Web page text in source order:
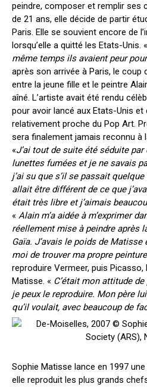
peindre, composer et remplir ses
de 21 ans, elle décide de partir
Paris. Elle se souvient encore de
lorsqu’elle a quitté les Etats-Unis. «
même temps ils avaient peur
après son arrivée à Paris, le
entre la jeune fille et le peintre
aîné. L’artiste avait été rendu
pour avoir lancé aux Etats-Unis et
relativement proche du Pop Art.
sera finalement jamais reconnu à
«J’ai tout de suite été séduite
lunettes fumées et je ne savais
j’ai su que s’il se passait
allait être différent de ce que
était très libre et j’aimais
« Alain m’a aidée à m’exprimer
réellement mise à peindre après
Gaïa. J’avais le poids de
moi de trouver ma propre peinture
reproduire Vermeer, puis
Matisse. « C’était mon attitude
je peux le reproduire. Mon père
qu’il voulait, avec beaucoup de
Sophie Matisse lance en 1997
elle reproduit les plus grands